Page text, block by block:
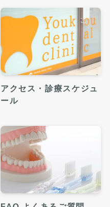
アクセス・診療スケジュ
ール